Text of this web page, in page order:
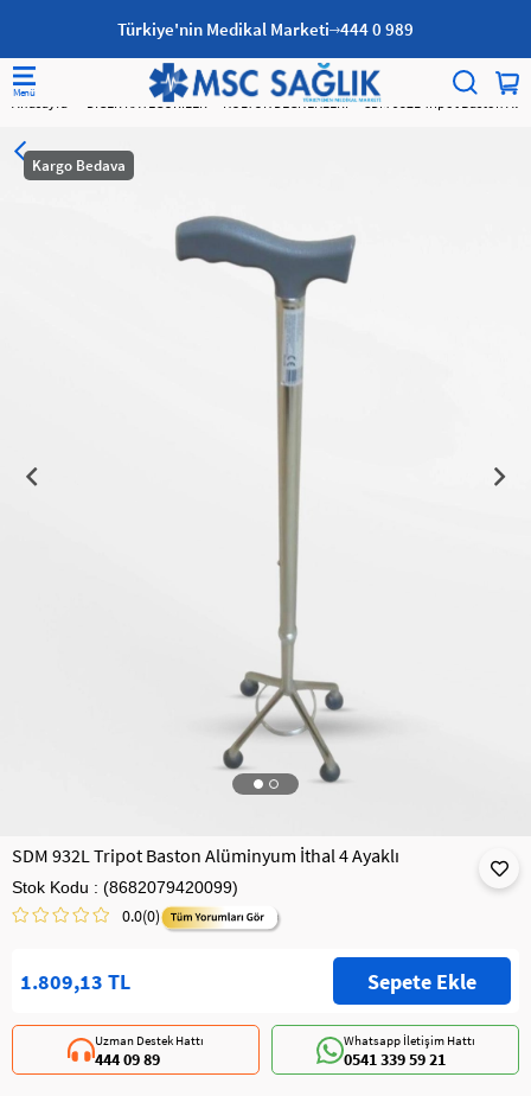
Türkiye'nin Medikal Marketi 444 0 989
Anasayfa DİĞER KATEGORİLER KOLTUK DEĞNEKLERİ SDM 932L Tripot Baston
Kargo Bedava
SDM 932L Tripot Baston Alüminyum İthal 4 Ayaklı
Stok Kodu (8682079420099)
0.0(0)
1.809,13 TL
Whatsapp İletişim Hattı
0541 339 59 21
Uzman Destek Hattı
444 09 89